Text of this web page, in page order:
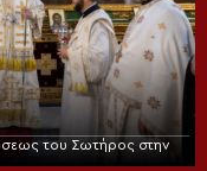
του Σωτήρος στην